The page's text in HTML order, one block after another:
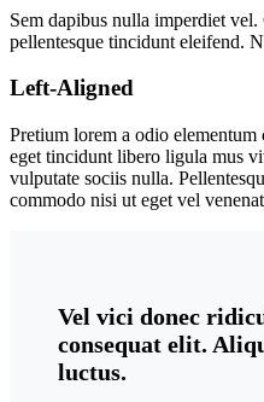
Sem dapibus nulla imperdiet vel.
pellentesque tincidunt eleifend.
Left-Aligned
Pretium lorem a odio
eget tincidunt libero ligula mus
vulputate sociis nulla.
commodo nisi ut eget vel
Vel vici donec
consequat elit.
luctus.